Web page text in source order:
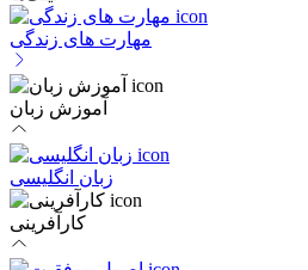
مهارت های زندگی
آموزش زبان
زبان انگلیسی
کارآفرینی